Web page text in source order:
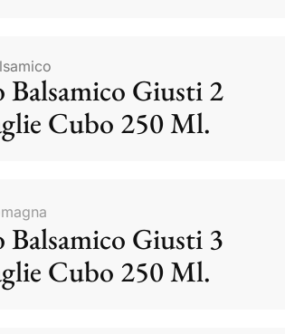
Balsamico Giusti 2
Cubo 250 Ml.
Balsamico Giusti 3
Cubo 250 Ml.